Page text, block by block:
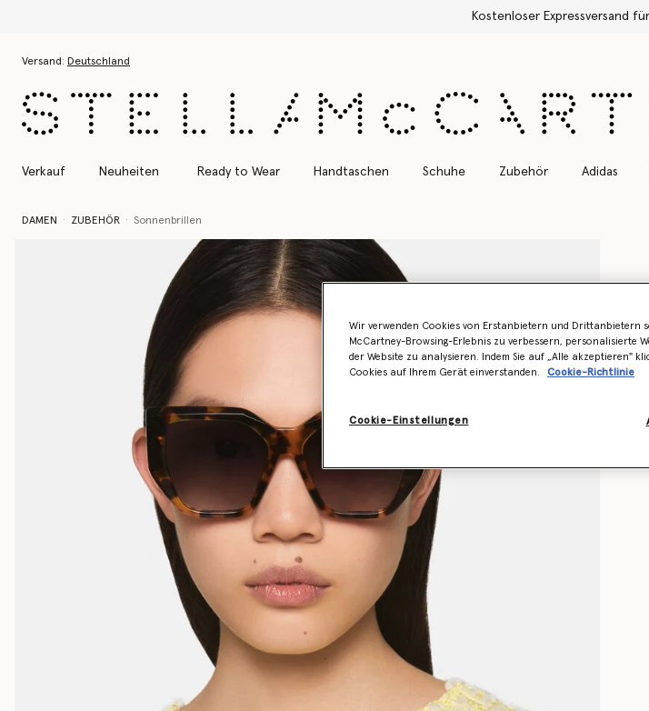
Kostenloser Expressversand
Versand: Deutschland
Verkauf Neuheiten Ready to Wear Handtaschen Schuhe Zubehör Adidas
DAMEN ZUBEHÖR Sonnenbrillen
Wir verwenden Cookies von Erstanbietern und Drittanbietern
McCartney-Browsing-Erlebnis zu verbessern, personalisierte
der Website zu analysieren. Indem Sie auf „Alle akzeptieren"
Cookies auf Ihrem Gerät einverstanden.
Cookie-Richtlinie
Cookie-Einstellungen